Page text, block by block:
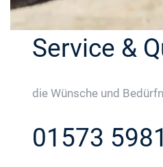
Service &
die Wünsche und
01573